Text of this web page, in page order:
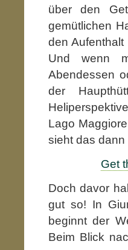
über den
gemütlichen
den
Und wenn
Abendessen
der
Lago
sieht das dann
Get
Doch davor
gut so! In
beginnt der
Beim Blick